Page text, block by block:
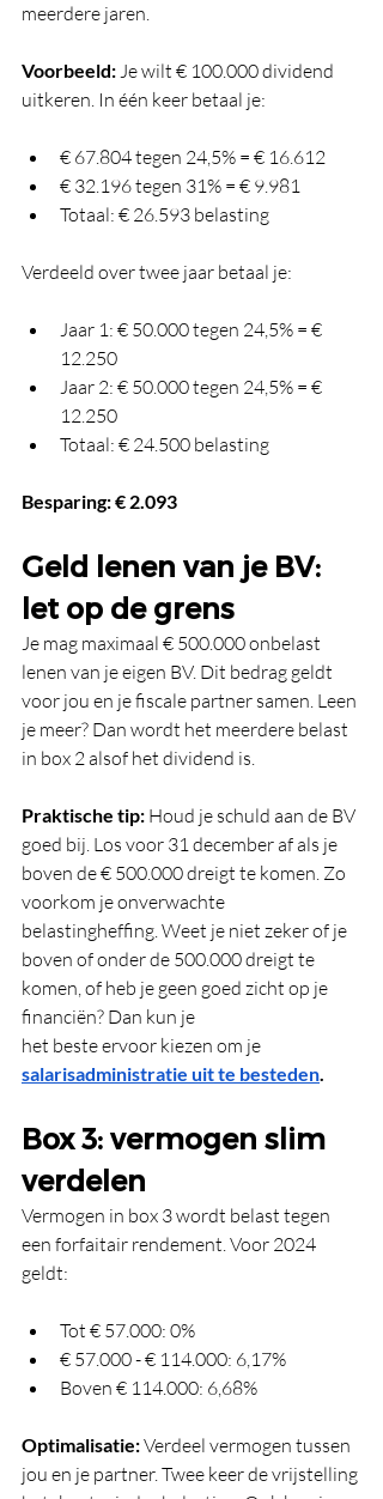
meerdere jaren.
Voorbeeld: Je wilt € 100.000 dividend
uitkeren. In één keer betaal je:
€ 67.804 tegen 24,5% = € 16.612
€ 32.196 tegen 31% = € 9.981
Totaal: € 26.593 belasting
Verdeeld over twee jaar betaal je:
Jaar 1: € 50.000 tegen 24,5% = €
12.250
Jaar 2: € 50.000 tegen 24,5% = €
12.250
Totaal: € 24.500 belasting
Besparing: € 2.093
Geld lenen van je BV:
let op de grens
Je mag maximaal € 500.000 onbelast
lenen van je eigen BV. Dit bedrag geldt
voor jou en je fiscale partner samen. Leen
je meer? Dan wordt het meerdere belast
in box 2 alsof het dividend is.
Praktische tip: Houd je schuld aan de BV
goed bij. Los voor 31 december af als je
boven de € 500.000 dreigt te komen. Zo
voorkom je onverwachte
belastingheffing. Weet je niet zeker of je
boven of onder de 500.000 dreigt te
komen, of heb je geen goed zicht op je
financiën? Dan kun je
het beste ervoor kiezen om je
salarisadministratie uit te besteden.
Box 3: vermogen slim
verdelen
Vermogen in box 3 wordt belast tegen
een forfaitair rendement. Voor 2024
geldt:
Tot € 57.000: 0%
€ 57.000 - € 114.000: 6,17%
Boven € 114.000: 6,68%
Optimalisatie: Verdeel vermogen tussen
jou en je partner. Twee keer de vrijstelling